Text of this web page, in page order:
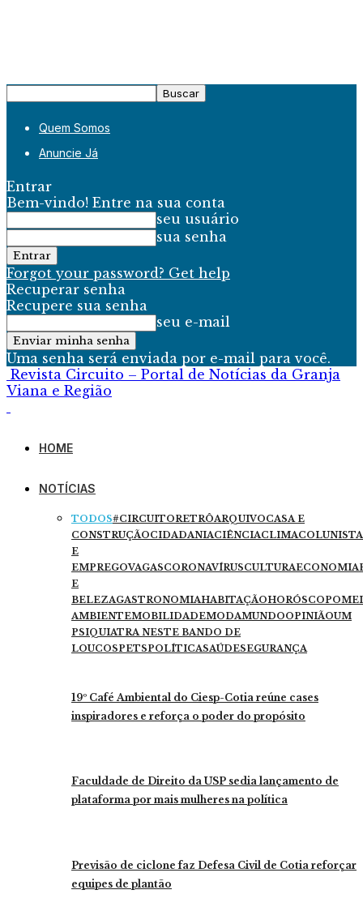
Quem Somos
Anuncie Já
Entrar
Bem-vindo! Entre na sua conta
seu usuário
sua senha
Forgot your password? Get help
Recuperar senha
Recupere sua senha
seu e-mail
Uma senha será enviada por e-mail para você.
Revista Circuito – Portal de Notícias da Granja
Viana e Região
HOME
NOTÍCIAS
TODOS#CIRCUITORETRÔARQUIVOCASA E
CONSTRUÇÃOCIDADANIACIÊNCIACLIMA
E
EMPREGOVAGASCORONAVÍRUSCULTURAECONOMIA
E
BELEZAGASTRONOMIAHABITAÇÃOHORÓSCOPO
AMBIENTEMOBILIDADEMODAMUNDOOPINIÃOUM
PSIQUIATRA NESTE BANDO DE
LOUCOSPETSPOLÍTICASAÚDESEGURANÇA
19º Café Ambiental do Ciesp-Cotia reúne cases
inspiradores e reforça o poder do propósito
Faculdade de Direito da USP sedia lançamento de
plataforma por mais mulheres na política
Previsão de ciclone faz Defesa Civil de Cotia reforçar
equipes de plantão